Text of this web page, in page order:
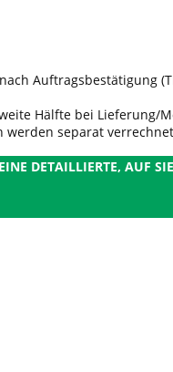
Auftragsbestätigung
Hälfte bei Lieferung/
werden separat
DETAILLIERTE, AUF